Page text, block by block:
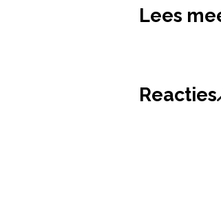
Lees
Reacties